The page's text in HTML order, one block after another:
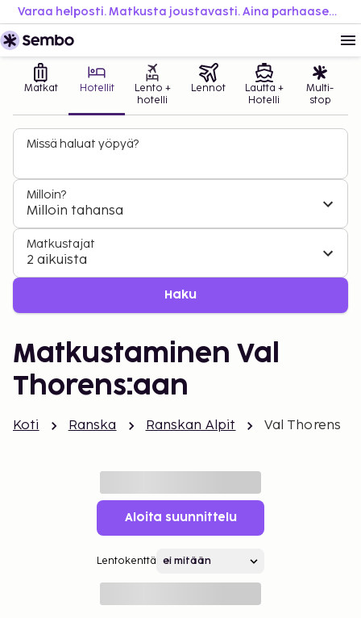
Varaa helposti. Matkusta joustavasti. Aina parhaaseen hintaan.
Matkat Hotellit
Lento +
hotelli
Lennot
Lautta +
Hotelli
Multi-
stop
Missä haluat yöpyä?
Milloin?
Milloin tahansa
Matkustajat
2 aikuista
Haku
Matkustaminen Val
Thorens:aan
Koti Ranska Ranskan Alpit Val Thorens
Aloita suunnittelu
Lentokenttä